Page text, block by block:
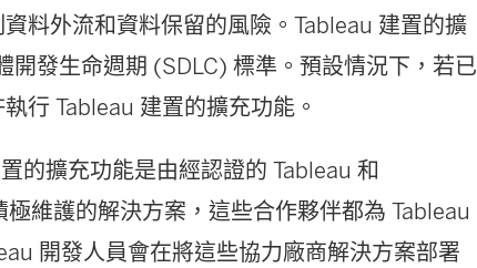
料外流和資料保留的風險。Tableau 建置的擴
開發生命週期 (SDLC) 標準。預設情況下，若已
行 Tableau 建置的擴充功能。
的擴充功能是由經認證的 Tableau 和
維護的解決方案，這些合作夥伴都為 Tableau
開發人員會在將這些協力廠商解決方案部署